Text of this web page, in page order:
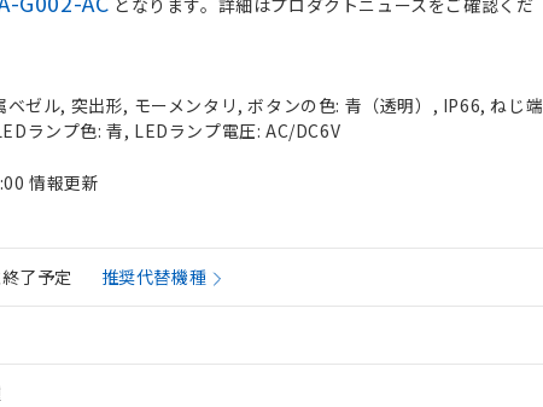
となります。詳細はプロダクトニュースをご確認くだ
ゼル, 突出形, モーメンタリ, ボタンの色: 青（透明）, IP66, ねじ端
ランプ色: 青, LEDランプ電圧: AC/DC6V
情報更新
了予定 推奨代替機種